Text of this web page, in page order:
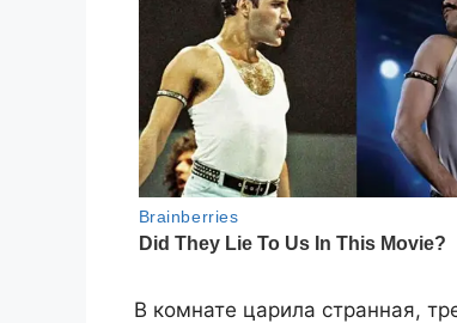
В комнате царила странная,